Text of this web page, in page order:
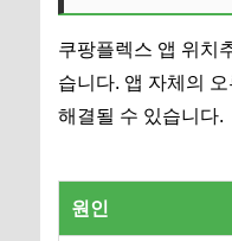
기기 GPS
네트워크
재설치로
쿠팡플렉스 앱 위치
습니다. 앱 자체의
해결될 수 있습니다.
원인